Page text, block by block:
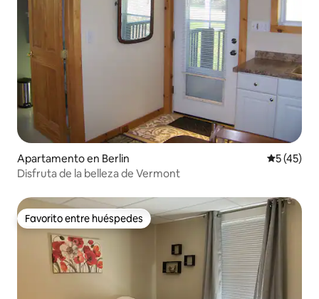
Apartamento en Berlin
5 (45)
Disfruta de la belleza de Vermont
Favorito entre huéspedes
Favorito entre huéspedes